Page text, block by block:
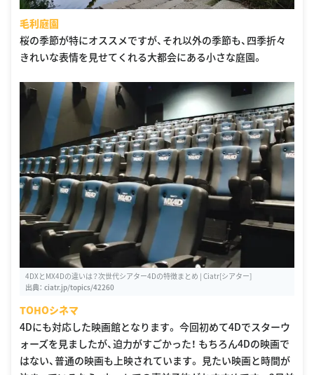
毛利庭園
桜の季節が特にオススメですが、それ以外の季節も、四季折々
きれいな表情を見せてくれる大都会にある小さな庭園。
4DXとMX4Dの違いは？次世代シアター4Dの特徴まとめ | Ciatr[シアター]
出典： ciatr.jp/topics/42260
TOHOシネマ
4Dにも対応した映画館となります。 今回初めて4Dでスターウ
ォーズを見ましたが、迫力がすごかった！ もちろん4Dの映画で
はない、普通の映画も上映されています。 見たい映画と時間が